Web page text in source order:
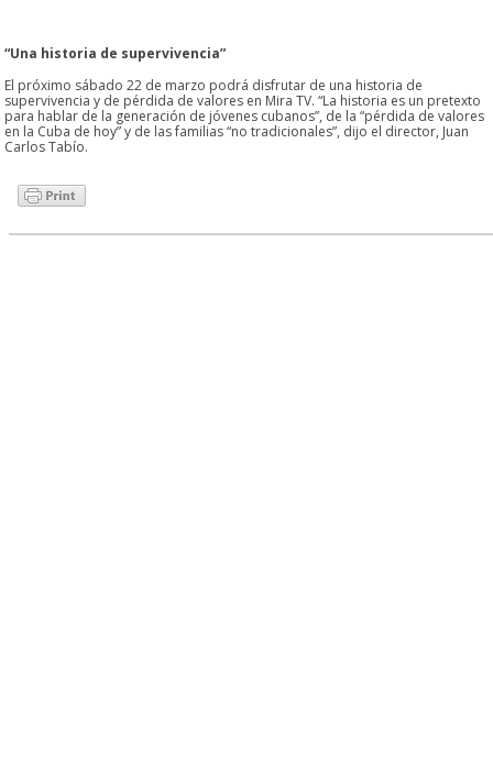
“Una historia de supervivencia”
El próximo sábado 22 de marzo podrá disfrutar de una historia de
supervivencia y de pérdida de valores en Mira TV. “La historia es un pretexto
para hablar de la generación de jóvenes cubanos”, de la “pérdida de valores
en la Cuba de hoy” y de las familias “no tradicionales”, dijo el director, Juan
Carlos Tabío.